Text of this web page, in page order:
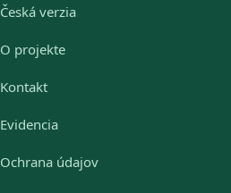
Česká verzia
O projekte
Kontakt
Evidencia
Ochrana údajov